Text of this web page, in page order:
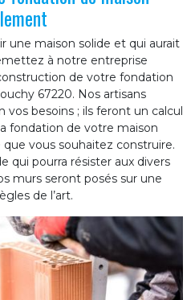
une maison solide et qui aurait
à notre entreprise
de votre fondation
67220. Nos artisans
vos besoins ; ils feront un calcul
fondation de votre maison
vous souhaitez construire.
qui pourra résister aux divers
murs seront posés sur une
de l’art.